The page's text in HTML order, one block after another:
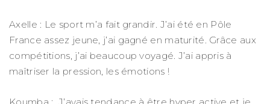
Axelle : Le sport m’a fait grandir. J’ai été en Pôle
France assez jeune, j’ai gagné en maturité. Grâce aux
compétitions, j’ai beaucoup voyagé. J’ai appris à
maîtriser la pression, les émotions !